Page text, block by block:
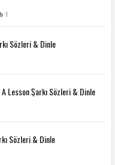
1
Sözleri & Dinle
Lesson Şarkı Sözleri & Dinle
Sözleri & Dinle